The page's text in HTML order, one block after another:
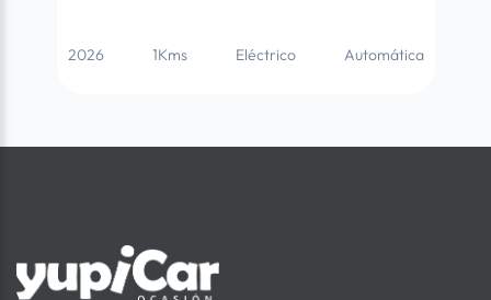
2026 1Kms Eléctrico Automática